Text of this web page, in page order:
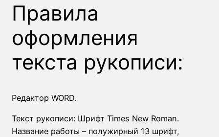
Правила
оформления
текста рукописи:
Редактор WORD.
Текст рукописи: Шрифт Times New Roman.
Название работы – полужирный 13 шрифт,